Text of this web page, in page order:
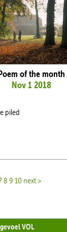
of the month
Nov 1 2018
piled
8 9 10 next >
VOL